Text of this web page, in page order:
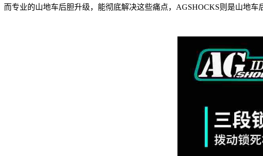
而专业的山地车后胆升级，能彻底解决这些痛点，AGSHOCKS则是山地车